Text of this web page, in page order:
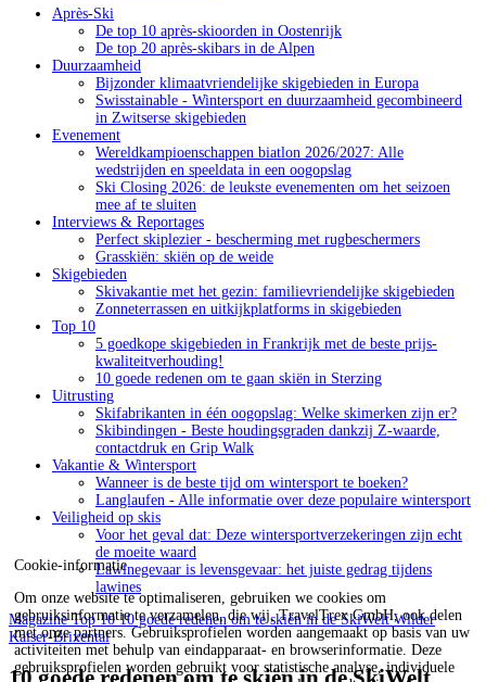
Cookie-informatie
Om onze website te optimaliseren, gebruiken we cookies om
gebruiksinformatie te verzamelen, die wij, TravelTrex GmbH, ook delen
met onze partners. Gebruiksprofielen worden aangemaakt op basis van uw
activiteiten met behulp van eindapparaat- en browserinformatie. Deze
gebruiksprofielen worden gebruikt voor statistische analyse, individuele
Après-Ski
De top 10 après-skioorden in Oostenrijk
De top 20 après-skibars in de Alpen
Duurzaamheid
Bijzonder klimaatvriendelijke skigebieden in Europa
Swisstainable - Wintersport en duurzaamheid gecombineerd
in Zwitserse skigebieden
Evenement
Wereldkampioenschappen biatlon 2026/2027: Alle
wedstrijden en speeldata in een oogopslag
Ski Closing 2026: de leukste evenementen om het seizoen
mee af te sluiten
Interviews & Reportages
Perfect skiplezier - bescherming met rugbeschermers
Grasskiën: skiën op de weide
Skigebieden
Skivakantie met het gezin: familievriendelijke skigebieden
Zonneterrassen en uitkijkplatforms in skigebieden
Top 10
5 goedkope skigebieden in Frankrijk met de beste prijs-
kwaliteitverhouding!
10 goede redenen om te gaan skiën in Sterzing
Uitrusting
Skifabrikanten in één oogopslag: Welke skimerken zijn er?
Skibindingen - Beste houdingsgraden dankzij Z-waarde,
contactdruk en Grip Walk
Vakantie & Wintersport
Wanneer is de beste tijd om wintersport te boeken?
Langlaufen - Alle informatie over deze populaire wintersport
Veiligheid op skis
Voor het geval dat: Deze wintersportverzekeringen zijn echt
de moeite waard
Lawinegevaar is levensgevaar: het juiste gedrag tijdens
lawines
MagazineTop 1010 goede redenen om te skiën in de SkiWelt Wilder
Kaiser-Brixental